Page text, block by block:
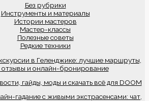
Без рубрики
Инструменты и материалы
Истории мастеров
Мастер-классы
Полезные советы
Редкие техники
в Геленджике: лучшие маршруты,
отзывы и онлайн-бронирование
гайды, моды и скачать всё для DOOM
гадание с живыми экстрасенсами: чат,